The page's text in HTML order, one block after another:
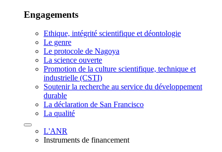
Engagements
Ethique, intégrité scientifique et déontologie
Le genre
Le protocole de Nagoya
La science ouverte
Promotion de la culture scientifique, technique et
industrielle (CSTI)
Soutenir la recherche au service du développement
durable
La déclaration de San Francisco
La qualité
L'ANR
Instruments de financement